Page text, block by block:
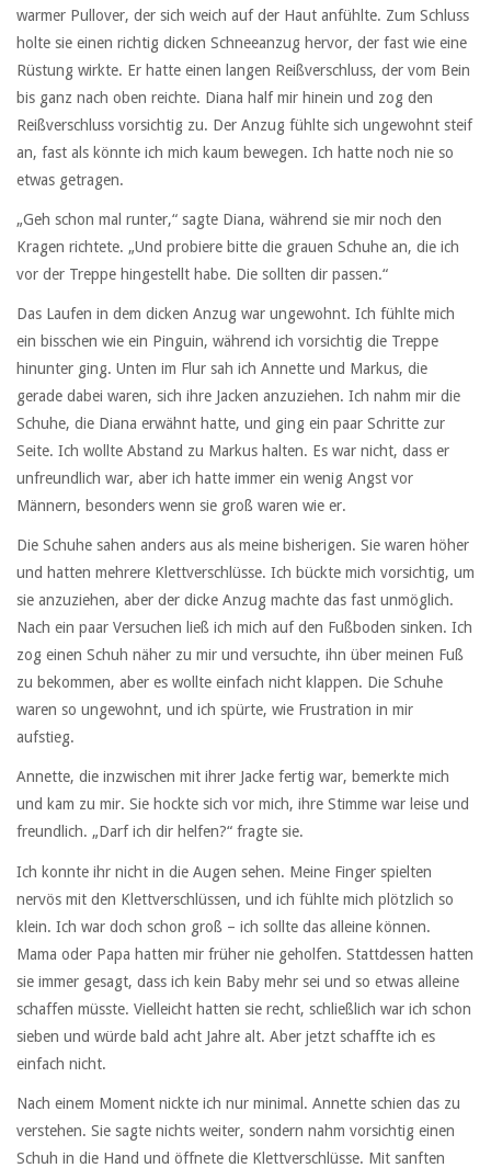
warmer Pullover, der sich weich auf der Haut anfühlte. Zum Schluss
holte sie einen richtig dicken Schneeanzug hervor, der fast wie eine
Rüstung wirkte. Er hatte einen langen Reißverschluss, der vom Bein
bis ganz nach oben reichte. Diana half mir hinein und zog den
Reißverschluss vorsichtig zu. Der Anzug fühlte sich ungewohnt steif
an, fast als könnte ich mich kaum bewegen. Ich hatte noch nie so
etwas getragen.
„Geh schon mal runter,“ sagte Diana, während sie mir noch den
Kragen richtete. „Und probiere bitte die grauen Schuhe an, die ich
vor der Treppe hingestellt habe. Die sollten dir passen.“
Das Laufen in dem dicken Anzug war ungewohnt. Ich fühlte mich
ein bisschen wie ein Pinguin, während ich vorsichtig die Treppe
hinunter ging. Unten im Flur sah ich Annette und Markus, die
gerade dabei waren, sich ihre Jacken anzuziehen. Ich nahm mir die
Schuhe, die Diana erwähnt hatte, und ging ein paar Schritte zur
Seite. Ich wollte Abstand zu Markus halten. Es war nicht, dass er
unfreundlich war, aber ich hatte immer ein wenig Angst vor
Männern, besonders wenn sie groß waren wie er.
Die Schuhe sahen anders aus als meine bisherigen. Sie waren höher
und hatten mehrere Klettverschlüsse. Ich bückte mich vorsichtig, um
sie anzuziehen, aber der dicke Anzug machte das fast unmöglich.
Nach ein paar Versuchen ließ ich mich auf den Fußboden sinken. Ich
zog einen Schuh näher zu mir und versuchte, ihn über meinen Fuß
zu bekommen, aber es wollte einfach nicht klappen. Die Schuhe
waren so ungewohnt, und ich spürte, wie Frustration in mir
aufstieg.
Annette, die inzwischen mit ihrer Jacke fertig war, bemerkte mich
und kam zu mir. Sie hockte sich vor mich, ihre Stimme war leise und
freundlich. „Darf ich dir helfen?“ fragte sie.
Ich konnte ihr nicht in die Augen sehen. Meine Finger spielten
nervös mit den Klettverschlüssen, und ich fühlte mich plötzlich so
klein. Ich war doch schon groß – ich sollte das alleine können.
Mama oder Papa hatten mir früher nie geholfen. Stattdessen hatten
sie immer gesagt, dass ich kein Baby mehr sei und so etwas alleine
schaffen müsste. Vielleicht hatten sie recht, schließlich war ich schon
sieben und würde bald acht Jahre alt. Aber jetzt schaffte ich es
einfach nicht.
Nach einem Moment nickte ich nur minimal. Annette schien das zu
verstehen. Sie sagte nichts weiter, sondern nahm vorsichtig einen
Schuh in die Hand und öffnete die Klettverschlüsse. Mit sanften